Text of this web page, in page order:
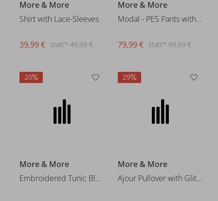
More & More
Shirt with Lace-Sleeves
statt* 49,99 €
39,99 €
More & More
Modal - PES Pants with Belt
statt* 99,99 €
79,99 €
20
More & More
Embroidered Tunic Blouse
29
More & More
Ajour Pullover with Glitter-Ef